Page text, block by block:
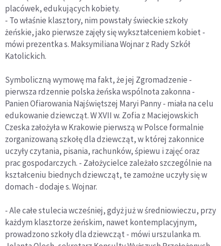
placówek, edukujących kobiety.
- To właśnie klasztory, nim powstały świeckie szkoły
żeńskie, jako pierwsze zajęły się wykształceniem kobiet -
mówi prezentka s. Maksymiliana Wojnar z Rady Szkół
Katolickich.
Symboliczną wymowę ma fakt, że jej Zgromadzenie -
pierwsza rdzennie polska żeńska wspólnota zakonna -
Panien Ofiarowania Najświętszej Maryi Panny - miała na celu
edukowanie dziewcząt. W XVII w. Zofia z Maciejowskich
Czeska założyła w Krakowie pierwszą w Polsce formalnie
zorganizowaną szkołę dla dziewcząt, w której zakonnice
uczyły czytania, pisania, rachunków, śpiewu i zajęć oraz
prac gospodarczych. - Założycielce zależało szczególnie na
kształceniu biednych dziewcząt, te zamożne uczyły się w
domach - dodaje s. Wojnar.
- Ale całe stulecia wcześniej, gdyż już w średniowieczu, przy
każdym klasztorze żeńskim, nawet kontemplacyjnym,
prowadzono szkoły dla dziewcząt - mówi urszulanka m.